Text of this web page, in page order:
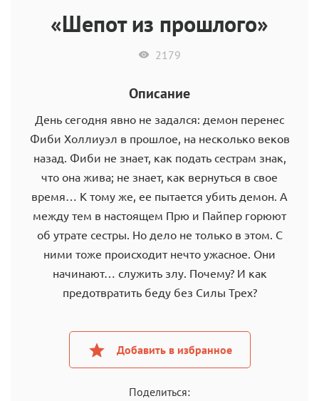
«Шепот из прошлого»
2179
Описание
День сегодня явно не задался: демон перенес
Фиби Холлиуэл в прошлое, на несколько веков
назад. Фиби не знает, как подать сестрам знак,
что она жива; не знает, как вернуться в свое
время… К тому же, ее пытается убить демон. А
между тем в настоящем Прю и Пайпер горюют
об утрате сестры. Но дело не только в этом. С
ними тоже происходит нечто ужасное. Они
начинают… служить злу. Почему? И как
предотвратить беду без Силы Трех?
Добавить в избранное
Поделиться: